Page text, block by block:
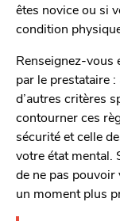
êtes novice ou si
condition
Renseignez-vous
par le prestataire
d’autres critères
contourner ces
sécurité et celle
votre état mental.
de ne pas
un moment plus